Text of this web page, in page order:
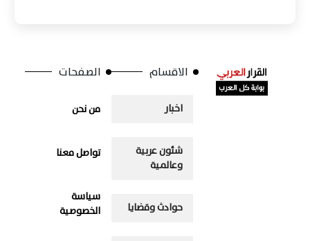
الاقسام
اخبار
شئون عربية
وعالمية
حوادث وقضايا
الصفحات
من نحن
تواصل معنا
سياسة
الخصوصية